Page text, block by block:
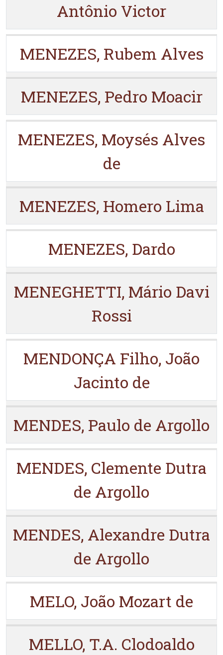
Antônio Victor
MENEZES, Rubem Alves
MENEZES, Pedro Moacir
MENEZES, Moysés Alves
de
MENEZES, Homero Lima
MENEZES, Dardo
MENEGHETTI, Mário Davi
Rossi
MENDONÇA Filho, João
Jacinto de
MENDES, Paulo de Argollo
MENDES, Clemente Dutra
de Argollo
MENDES, Alexandre Dutra
de Argollo
MELO, João Mozart de
MELLO, T.A. Clodoaldo